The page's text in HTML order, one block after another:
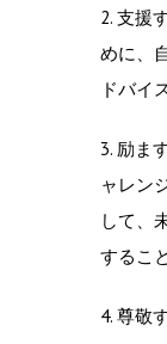
2. 支援
めに、
ドバイ
3. 励ま
ャレン
して、
すること
4. 尊敬